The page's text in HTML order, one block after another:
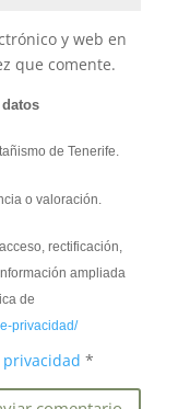
y web en
que comente.
de Tenerife.
o valoración.
rectificación,
ampliada
de
privacidad/
*